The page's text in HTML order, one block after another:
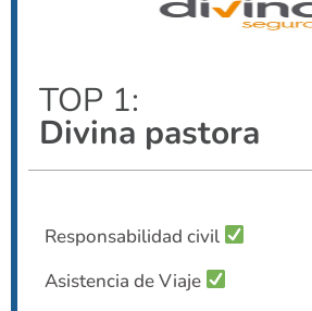
TOP 1:
Divina pastora
Responsabilidad civil
Asistencia de Viaje